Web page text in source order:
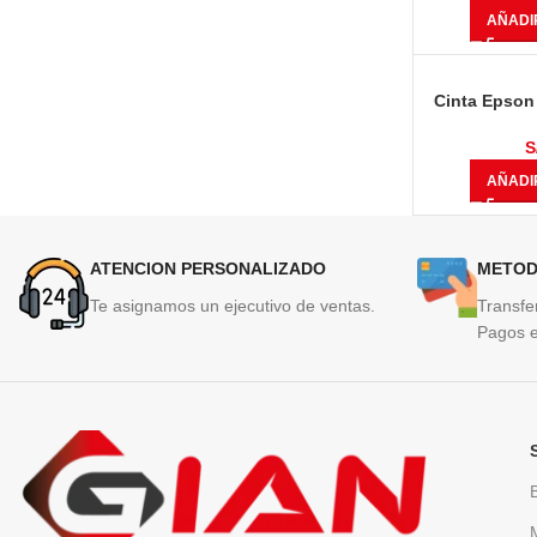
Cinta Epson
ATENCION PERSONALIZADO
Te asignamos un ejecutivo de ventas.
Pagos